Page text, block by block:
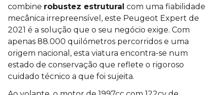
combine robustez estrutural com uma fiabilidade
mecânica irrepreensível, este Peugeot Expert de
2021 é a solução que o seu negócio exige. Com
apenas 88.000 quilómetros percorridos e uma
origem nacional, esta viatura encontra-se num
estado de conservação que reflete o rigoroso
cuidado técnico a que foi sujeita.